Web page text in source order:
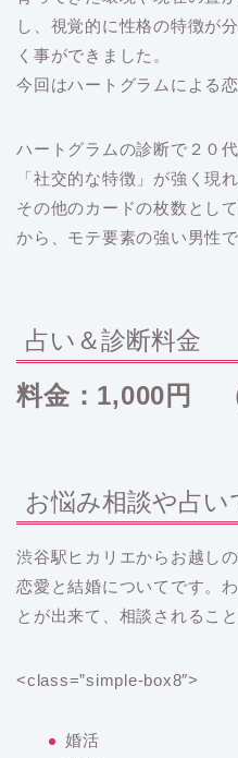
し、視覚的に性格の特徴が
く事ができました。
今回はハートグラムによる恋
ハートグラムの診断で２０
「社交的な特徴」が強く現
その他のカードの枚数とし
から、モテ要素の強い男性
占い＆診断料金
料金：1,000円
お悩み相談や占い
渋谷駅ヒカリエからお越し
恋愛と結婚についてです。
とが出来て、相談されるこ
<class=”simple-box8″>
婚活